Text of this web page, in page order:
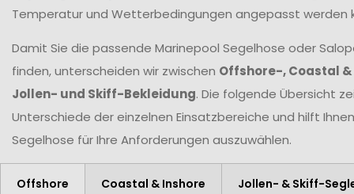
Temperatur und Wetterbedingungen angepasst werden
Damit Sie die passende Marinepool Segelhose oder
finden, unterscheiden wir zwischen Offshore-, Coastal
Jollen- und Skiff-Bekleidung. Die folgende Übersicht
Unterschiede der einzelnen Einsatzbereiche und hilft
Segelhose für Ihre Anforderungen auszuwählen.
Offshore Coastal & Inshore Jollen- & Skiff-